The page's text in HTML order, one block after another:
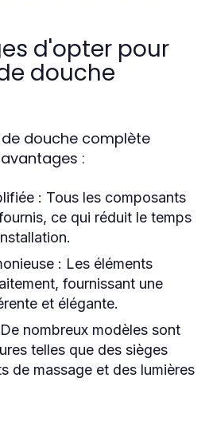
d'opter pour
douche
douche complète
:
: Tous les composants
ce qui réduit le temps
: Les éléments
fournissant une
et élégante.
De nombreux modèles sont
telles que des sièges
de massage et des lumières